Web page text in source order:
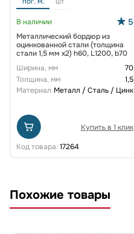
В наличии 5
Металлический бордюр из
оцинкованной стали (толщина
стали 1,5 мм x2) h60, L1200, b70
Ширина, мм
70
Толщина, мм
1,5
Материал Металл / Сталь / Цинк
Купить в 1 клик
Код товара: 17264
Похожие товары